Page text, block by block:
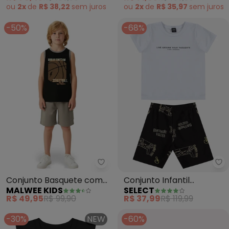
(Preto)
ou 2x de R$ 38,22 sem juros ou 2x de R$ 35,97 sem juros
-50%
Malwee Kids - Conjunto
Conjunto Basquete com
Moletinho (Preto)
MALWEE KIDS
R$ 49,95R$ 99,90
-68%
Conjunto Infantil
Camiseta e Bermuda
(Preto)
SELECT
R$ 37,99R$ 119,99
-30%
NEW -60%